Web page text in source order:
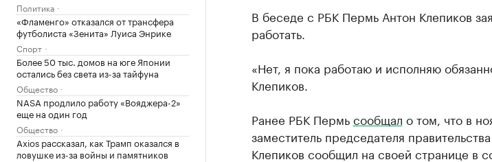
Политика
«Фламенго» отказался от трансфера
футболиста «Зенита» Луиса Энрике
Спорт
Более 50 тыс. домов на юге Японии
остались без света из-за тайфуна
Общество
NASA продлило работу «Вояджера-2»
еще на один год
Общество
Axios рассказал, как Трамп оказался в
ловушке из-за войны и памятников
В беседе с РБК Пермь Антон Клепиков
работать.
«Нет, я пока работаю и исполняю
Клепиков.
Ранее РБК Пермьсообщал о том, что в
заместитель председателя
Клепиков сообщил на своей странице в